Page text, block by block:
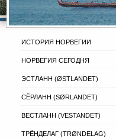
ИСТОРИЯ НОРВЕГИИ
НОРВЕГИЯ СЕГОДНЯ
ЭСТЛАНН (ØSTLANDET)
СЁРЛАНН (SØRLANDET)
ВЕСТЛАНН (VESTANDET)
ТРЁНДЕЛАГ (TRØNDELAG)